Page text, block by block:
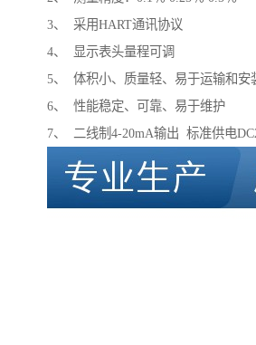
3、 采用HART通讯协议
4、 显示表头量程可调
5、 体积小、质量轻、易于运输和安
6、 性能稳定、可靠、易于维护
7、 二线制4-20mA输出 标准供电